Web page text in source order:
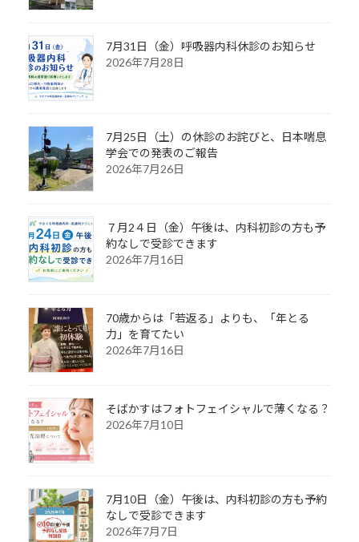
7月31日（金）呼吸器内科休診のお知らせ
2026年7月28日
7月25日（土）の休診のお詫びと、日本喘息
学会での発表のご報告
2026年7月26日
７月2４日（金）午後は、内科初診の方も予
約なしで受診できます
2026年7月16日
70歳からは「若返る」よりも、「年とる
力」を育てたい
2026年7月16日
そばかすはフォトフェイシャルで薄くなる？
2026年7月10日
7月10日（金）午後は、内科初診の方も予約
なしで受診できます
2026年7月7日